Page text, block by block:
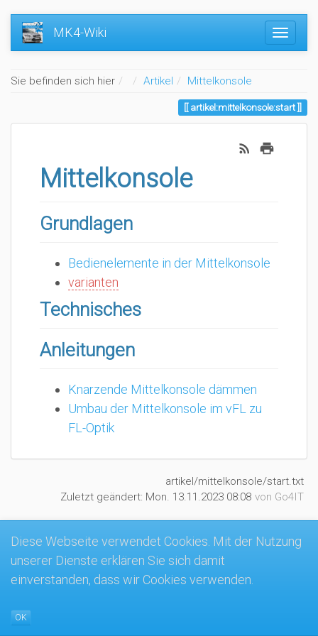
MK4-Wiki
Sie befinden sich hier Home
Artikel Mittelkonsole
artikel:mittelkonsole:start
Mittelkonsole
Grundlagen
Bedienelemente in der Mittelkonsole
varianten
Technisches
Anleitungen
Knarzende Mittelkonsole dämmen
Umbau der Mittelkonsole im vFL zu
FL-Optik
artikel/mittelkonsole/start.txt
Zuletzt geändert: Mon. 13.11.2023 08:08 von Go4IT
MK4-Wiki
Diese Webseite verwendet Cookies. Mit der Nutzung
unserer Dienste erklären Sie sich damit
einverstanden, dass wir Cookies verwenden.
OK